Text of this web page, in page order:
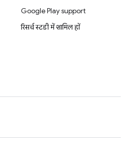
Google Play support
रिसर्च स्टडी में शामिल हों